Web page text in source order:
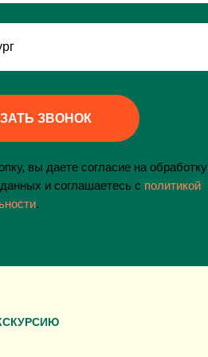
ЗВОНОК
вы даете согласие на обработку
и соглашаетесь c политикой
.